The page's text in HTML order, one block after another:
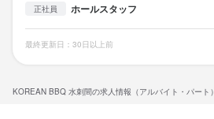
KOREAN BBQ 水刺間の求人情報（アルバイト・パート）
正社員 ホールスタッフ
最終更新日：30日以上前